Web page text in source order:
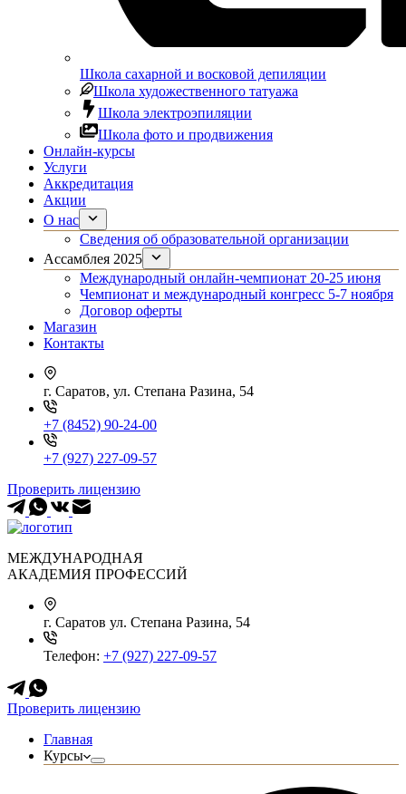
Школа сахарной и восковой депиляции
Школа художественного татуажа
Школа электроэпиляции
Школа фото и продвижения
Онлайн-курсы
Услуги
Аккредитация
Акции
О нас
Сведения об образовательной организации
Ассамблея 2025
Международный онлайн-чемпионат 20-25 июня
Чемпионат и международный конгресс 5-7 ноября
Договор оферты
Магазин
Контакты
г. Саратов, ул. Степана Разина, 54
+7 (8452) 90-24-00
+7 (927) 227-09-57
Проверить лицензию
МЕЖДУНАРОДНАЯ
АКАДЕМИЯ ПРОФЕССИЙ
г. Саратов ул. Степана Разина, 54
Телефон: +7 (927) 227-09-57
Проверить лицензию
Главная
Курсы